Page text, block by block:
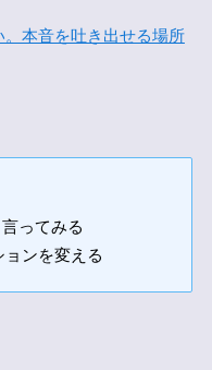
本音を吐き出せる場所
ってみる
ンを変える